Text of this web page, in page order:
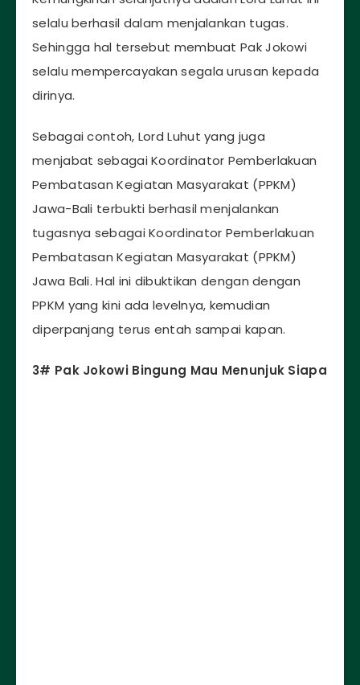
selalu berhasil dalam menjalankan tugas.
Sehingga hal tersebut membuat Pak Jokowi
selalu mempercayakan segala urusan kepada
dirinya.
Sebagai contoh, Lord Luhut yang juga
menjabat sebagai Koordinator Pemberlakuan
Pembatasan Kegiatan Masyarakat (PPKM)
Jawa-Bali terbukti berhasil menjalankan
tugasnya sebagai Koordinator Pemberlakuan
Pembatasan Kegiatan Masyarakat (PPKM)
Jawa Bali. Hal ini dibuktikan dengan dengan
PPKM yang kini ada levelnya, kemudian
diperpanjang terus entah sampai kapan.
3# Pak Jokowi Bingung Mau Menunjuk Siapa